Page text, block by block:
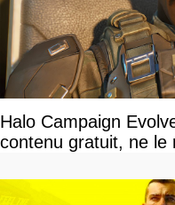
Halo Campaign
contenu gratuit, ne le